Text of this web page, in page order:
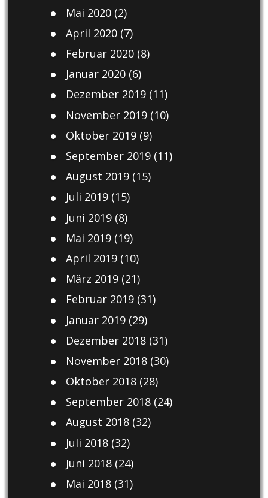
Mai 2020(2)
April 2020(7)
Februar 2020(8)
Januar 2020(6)
Dezember 2019(11)
November 2019(10)
Oktober 2019(9)
September 2019(11)
August 2019(15)
Juli 2019(15)
Juni 2019(8)
Mai 2019(19)
April 2019(10)
März 2019(21)
Februar 2019(31)
Januar 2019(29)
Dezember 2018(31)
November 2018(30)
Oktober 2018(28)
September 2018(24)
August 2018(32)
Juli 2018(32)
Juni 2018(24)
Mai 2018(31)